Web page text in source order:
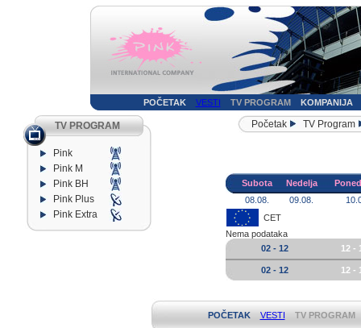
POČETAK VESTI TV PROGRAM KOMPANIJA
TV PROGRAM
Pink
Pink M
Pink BH
Pink Plus
Pink Extra
Početak TV Program
Subota Nedelja
08.08.
09.08.
CET
Nema podataka
02 - 12
12 -
02 - 12 12 -
POČETAK VESTI TV PROGRAM